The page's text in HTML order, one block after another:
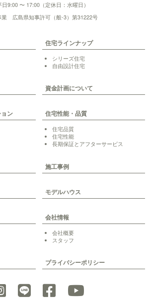
日9:00 〜 17:00（定休日：水曜日）
業 広島県知事許可（般-3）第31222号
住宅ラインナップ
シリーズ住宅
自由設計住宅
資金計画について
ン 住宅性能・品質
住宅品質
住宅性能
長期保証とアフターサービス
施工事例
モデルハウス
会社情報
会社概要
スタッフ
プライバシーポリシー